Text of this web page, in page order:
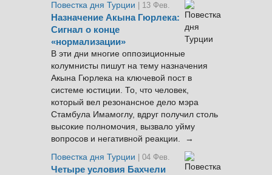
Повестка дня Турции
| 13 Фев.
Назначение Акына Гюрлека:
Сигнал о конце
«нормализации»
В эти дни многие оппозиционные
колумнисты пишут на тему назначения
Акына Гюрлека на ключевой пост в
системе юстиции. То, что человек,
который вел резонансное дело мэра
Стамбула Имамоглу, вдруг получил столь
высокие полномочия, вызвало уйму
вопросов и негативной реакции. →
Повестка дня Турции
| 04 Фев.
Четыре условия Бахчели